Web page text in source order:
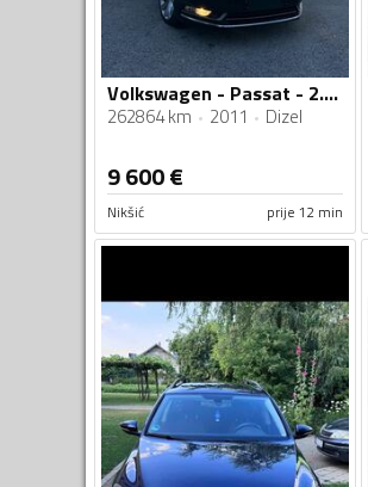
Volkswagen - Passat - 2.0TDI
262864 km 2011 Dizel
9 600€
Nikšić prije 12 min